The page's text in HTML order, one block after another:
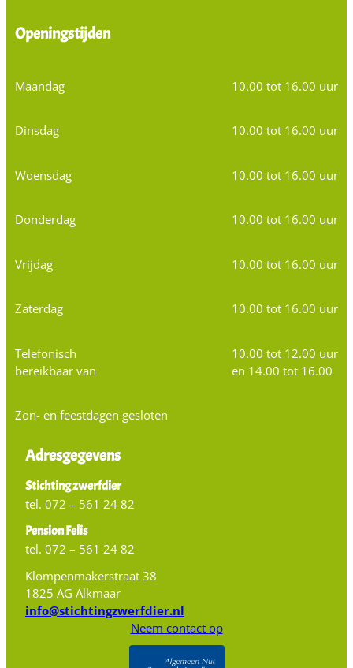
Openingstijden
Maandag 10.00 tot 16.00 uur
Dinsdag 10.00 tot 16.00 uur
Woensdag 10.00 tot 16.00 uur
Donderdag 10.00 tot 16.00 uur
Vrijdag 10.00 tot 16.00 uur
Zaterdag 10.00 tot 16.00 uur
Telefonisch
bereikbaar van
10.00 tot 12.00 uur
en 14.00 tot 16.00
Zon- en feestdagen gesloten
Adresgegevens
Stichting zwerfdier
tel. 072 – 561 24 82
Pension Felis
tel. 072 – 561 24 82
Klompenmakerstraat 38
1825 AG Alkmaar
info@stichtingzwerfdier.nl
Neem contact op